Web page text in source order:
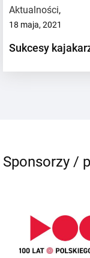
Aktualności,
18 maja, 2021
Sukcesy
Sponsorzy /